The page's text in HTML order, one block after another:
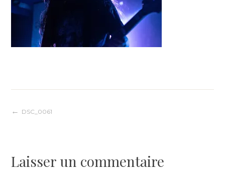
Navigation
l’article
DSC_0061
Laisser un commentaire